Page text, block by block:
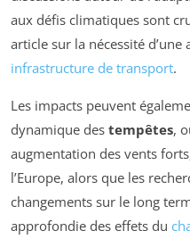
aux défis climatiques sont
article sur la nécessité d’une
infrastructure de transport.
Les impacts peuvent
dynamique des tempêtes,
augmentation des vents
l’Europe, alors que les
changements sur le long
approfondie des effets du